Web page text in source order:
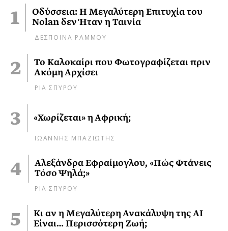
Οδύσσεια: Η Μεγαλύτερη Επιτυχία του
Nolan δεν Ήταν η Ταινία
ΔΕΣΠΟΙΝΑ ΡΑΜΜΟΥ
Το Καλοκαίρι που Φωτογραφίζεται πριν
Ακόμη Αρχίσει
ΡΙΑ ΣΠΥΡΟΥ
«Χωρίζεται» η Αφρική;
ΙΩΑΝΝΗΣ ΜΠΑΖΙΩΤΗΣ
Αλεξάνδρα Εφραίμογλου, «Πώς Φτάνεις
Τόσο Ψηλά;»
ΡΙΑ ΣΠΥΡΟΥ
Κι αν η Μεγαλύτερη Ανακάλυψη της AI
Είναι… Περισσότερη Ζωή;